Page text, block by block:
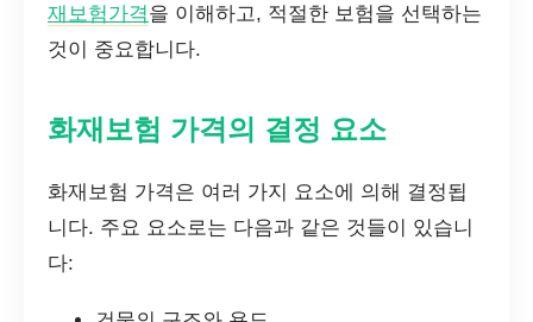
재보험가격을 이해하고, 적절한 보험을 선택하는
것이 중요합니다.
화재보험 가격의 결정 요소
화재보험 가격은 여러 가지 요소에 의해 결정됩
니다. 주요 요소로는 다음과 같은 것들이 있습니
다: